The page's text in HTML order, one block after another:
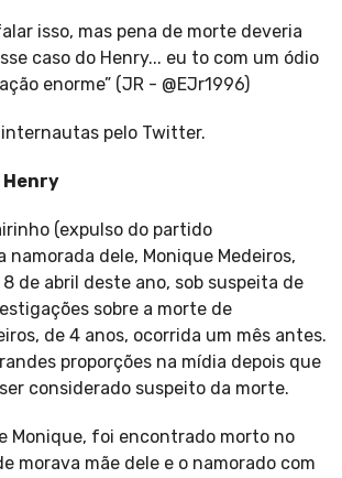
isso, mas pena de morte deveria
caso do Henry... eu to com um ódio
enorme” (JR - @EJr1996)
pelo Twitter.
Henry
(expulso do partido
namorada dele, Monique Medeiros,
de abril deste ano, sob suspeita de
sobre a morte de
de 4 anos, ocorrida um mês antes.
proporções na mídia depois que
considerado suspeito da morte.
Monique, foi encontrado morto no
morava mãe dele e o namorado com